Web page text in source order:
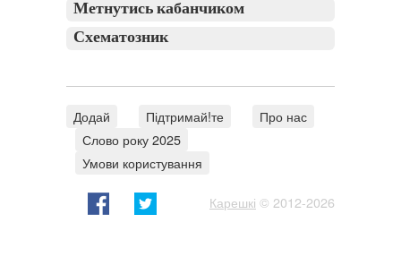
Метнутись кабанчиком
Схематозник
Додай Підтримай!те
Про нас
Слово року 2025
Умови користування
Карешкі © 2012-2026